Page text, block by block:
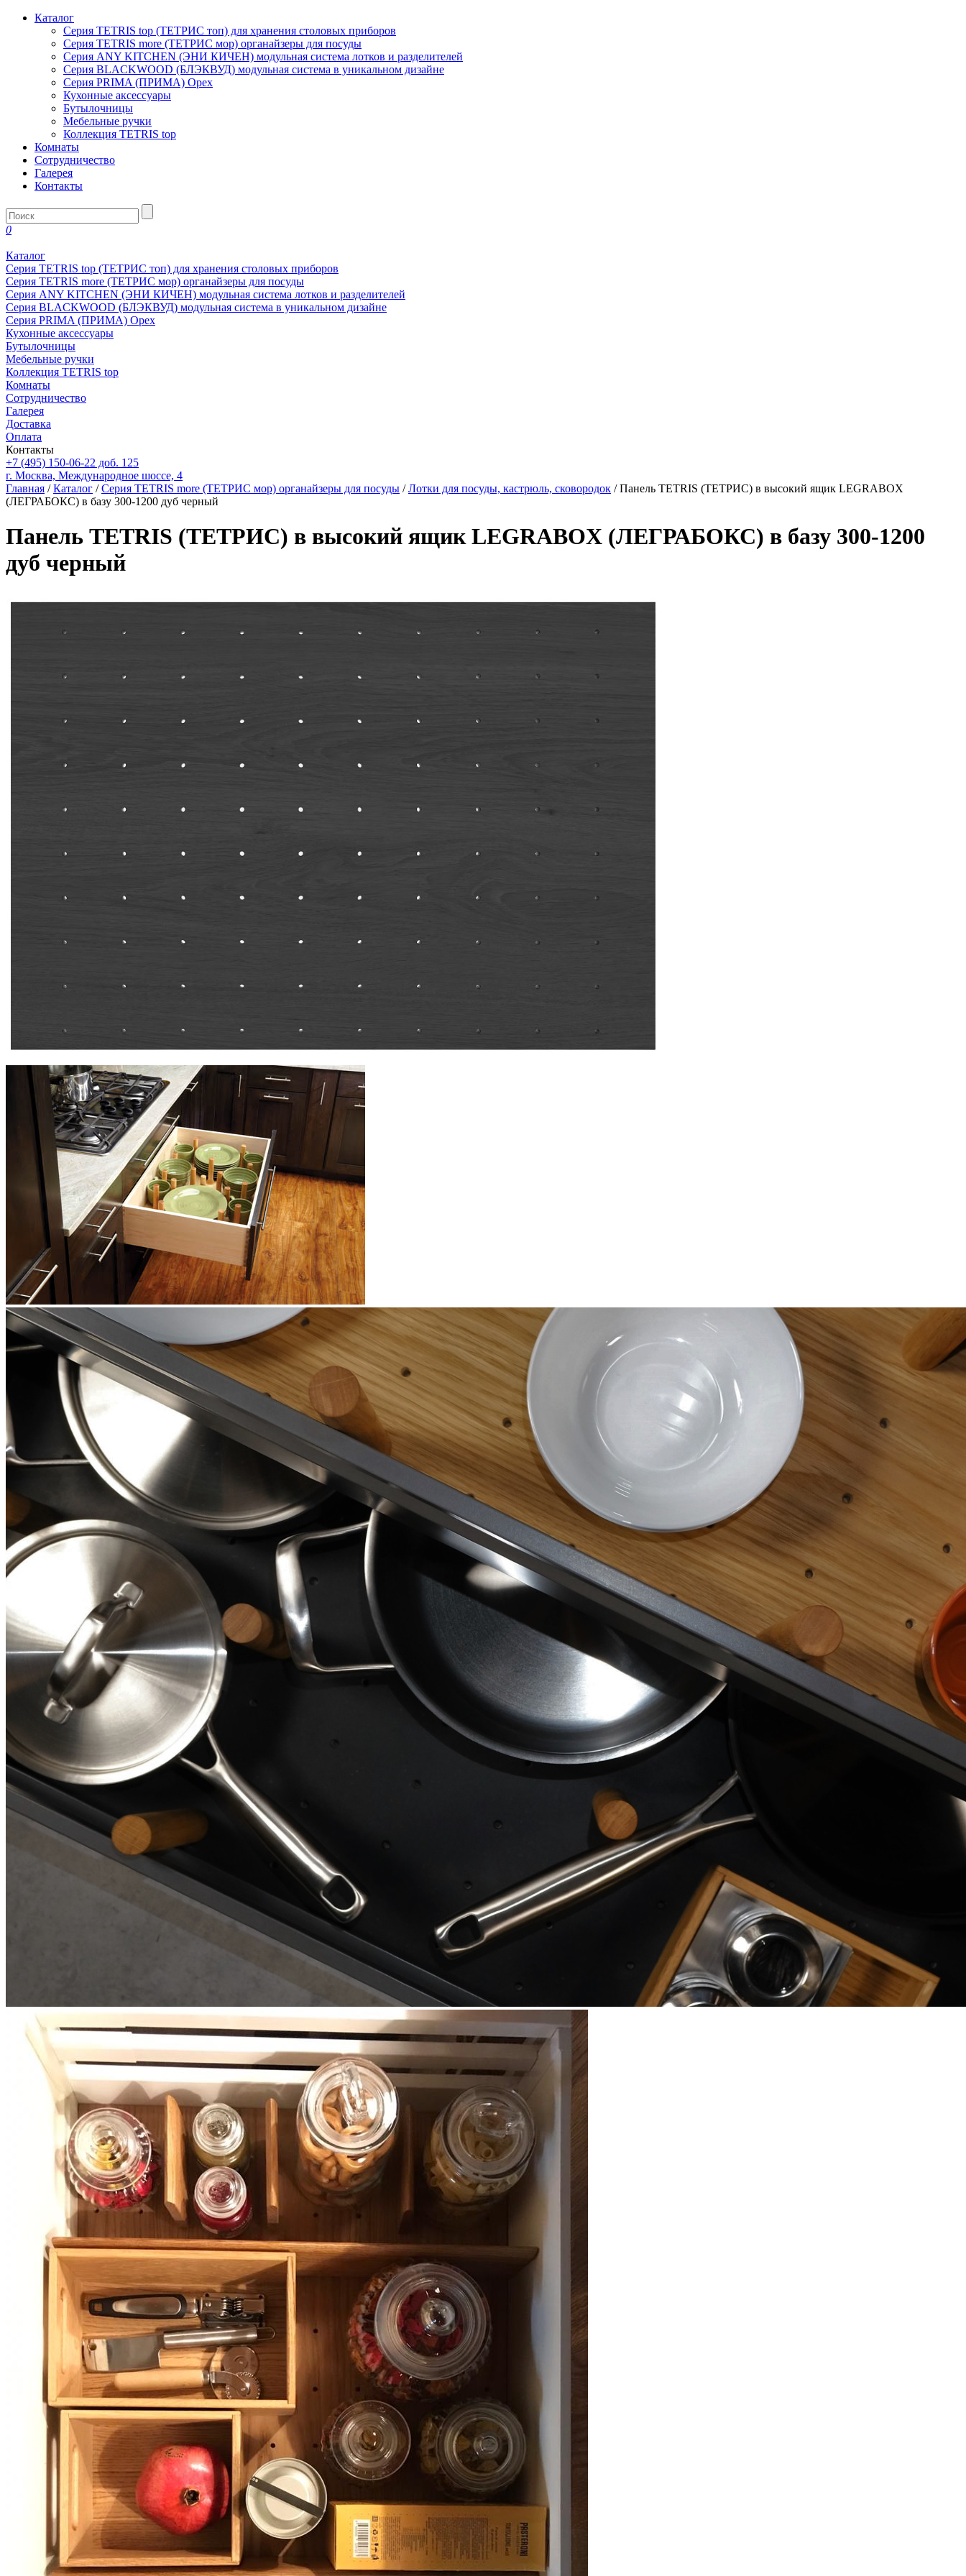
Каталог
Серия TETRIS top (ТЕТРИС топ) для хранения столовых приборов
Серия TETRIS more (ТЕТРИС мор) органайзеры для посуды
Серия ANY KITCHEN (ЭНИ КИЧЕН) модульная система лотков и разделителей
Серия BLACKWOOD (БЛЭКВУД) модульная система в уникальном дизайне
Серия PRIMA (ПРИМА) Орех
Кухонные аксессуары
Бутылочницы
Мебельные ручки
Коллекция TETRIS top
Комнаты
Сотрудничество
Галерея
Контакты
0
Каталог
Серия TETRIS top (ТЕТРИС топ) для хранения столовых приборов
Серия TETRIS more (ТЕТРИС мор) органайзеры для посуды
Серия ANY KITCHEN (ЭНИ КИЧЕН) модульная система лотков и разделителей
Серия BLACKWOOD (БЛЭКВУД) модульная система в уникальном дизайне
Серия PRIMA (ПРИМА) Орех
Кухонные аксессуары
Бутылочницы
Мебельные ручки
Коллекция TETRIS top
Комнаты
Сотрудничество
Галерея
Доставка
Оплата
Контакты
+7 (495) 150-06-22 доб. 125
г. Москва, Международное шоссе, 4
Главная /Каталог /Серия TETRIS more (ТЕТРИС мор) органайзеры для посуды /Лотки для посуды, кастрюль, сковородок / Панель TETRIS (ТЕТРИС) в высокий ящик LEGRABOX
(ЛЕГРАБОКС) в базу 300-1200 дуб черный
Панель TETRIS (ТЕТРИС) в высокий ящик LEGRABOX (ЛЕГРАБОКС) в базу 300-1200
дуб черный